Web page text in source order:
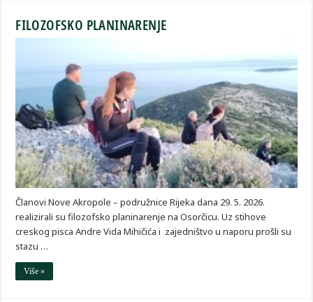
FILOZOFSKO PLANINARENJE
Članovi Nove Akropole – podružnice Rijeka dana 29. 5. 2026.
realizirali su filozofsko planinarenje na Osorčicu. Uz stihove
creskog pisca Andre Vida Mihičića i zajedništvo u naporu prošli su
stazu …
Više »